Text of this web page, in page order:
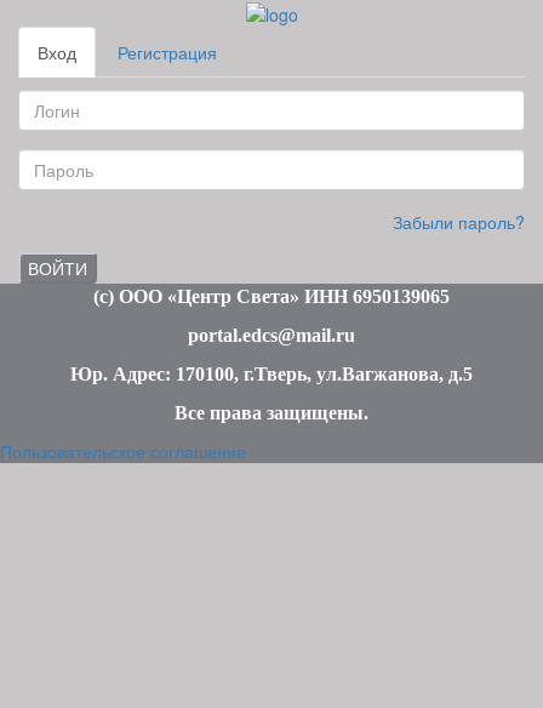
Вход Регистрация
Забыли пароль?
ВОЙТИ
(c) ООО «Центр Света» ИНН 6950139065
portal.edcs@mail.ru
Юр. Адрес: 170100, г.Тверь, ул.Вагжанова, д.5
Все права защищены.
Пользовательское соглашение